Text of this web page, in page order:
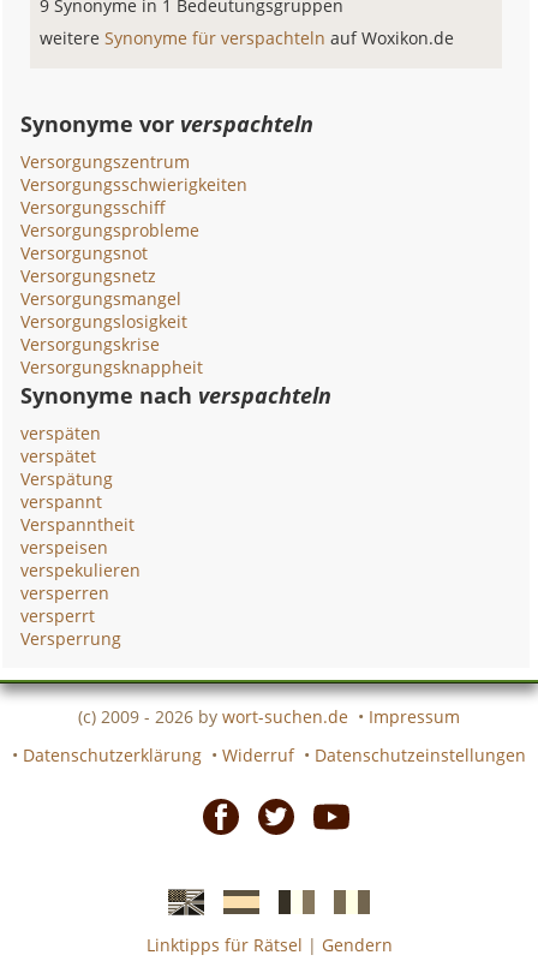
9 Synonyme in 1 Bedeutungsgruppen
weitereSynonyme für verspachtelnauf Woxikon.de
Synonyme vor verspachteln
Versorgungszentrum
Versorgungsschwierigkeiten
Versorgungsschiff
Versorgungsprobleme
Versorgungsnot
Versorgungsnetz
Versorgungsmangel
Versorgungslosigkeit
Versorgungskrise
Versorgungsknappheit
Synonyme nach verspachteln
verspäten
verspätet
Verspätung
verspannt
Verspanntheit
verspeisen
verspekulieren
versperren
versperrt
Versperrung
(c) 2009 - 2026 by wort-suchen.de • Impressum
• Datenschutzerklärung • Widerruf • Datenschutzeinstellungen
EnglischeSpanischefranzösicheitalienische
Linktipps für Rätsel | Gendern